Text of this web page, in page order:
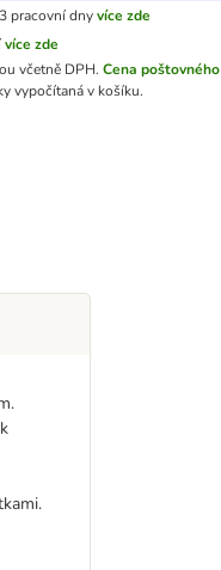
pracovní dny více zde
více zde
včetně DPH. Cena poštovného
vypočítaná v košíku.